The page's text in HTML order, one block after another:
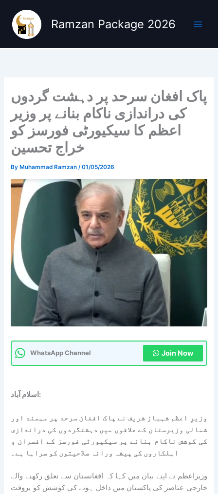
content
Ramzan Package 2026
پاک افغان سرحد پر دہشت گردوں
کی دراندازی ناکام بنانے پر وزیر
اعظم کا سیکیورٹی فورسز کو
خراج تحسین
By Muhammad Ramzan/01/05/2026
WhatsApp Channel Join Now
اسلام آباد:
وزیرِ اعظم شہباز شریف نے پاک افغان سرحد پر مہمند اور
شمالی وزیرستان کے علاقوں میں دہشتگردوں کی دراندازی
کی کوشش ناکام بنانے پر سیکیورٹی فورسز کے افسران و
اہلکاروں کی پیشہ ورانہ صلاحیتوں کو سراہا ہے۔
وزیراعظم نے اپنے بیان میں کہا کہ افغانستان سے تعلق رکھنے والے
خارجی عناصر کی پاکستان میں داخل ہونے کی کوشش کو بروقت